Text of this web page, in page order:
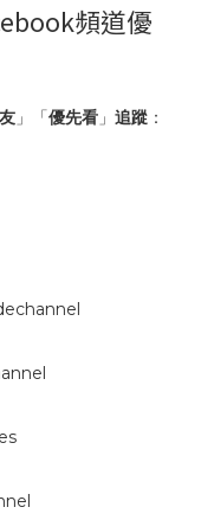
頻道優
」「優先看 」 追蹤 ：